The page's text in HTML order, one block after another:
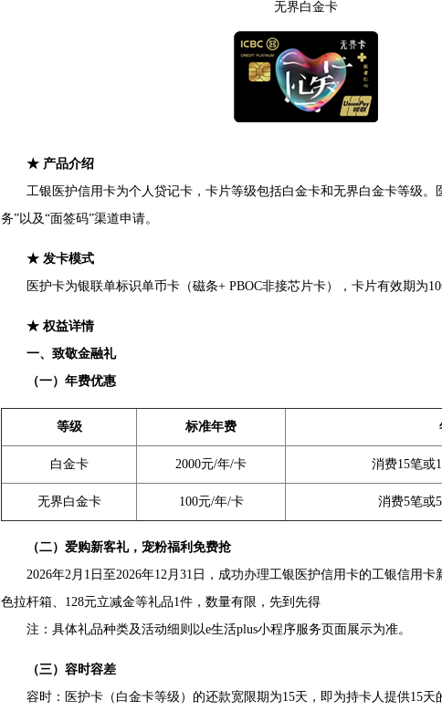
无界白金卡
★ 产品介绍
工银医护信用卡为个人贷记卡，卡片等级包括白金卡和无界白金卡等级。
务”以及“面签码”渠道申请。
★ 发卡模式
医护卡为银联单标识单币卡（磁条+ PBOC非接芯片卡），卡片有效期为10
★ 权益详情
一、致敬金融礼
（一）年费优惠
等级 标准年费
白金卡 2000元/年/卡 消费15笔或
无界白金卡 100元/年/卡 消费5笔或
（二）爱购新客礼，宠粉福利免费抢
2026年2月1日至2026年12月31日，成功办理工银医护信用卡的工银信用卡
色拉杆箱、128元立减金等礼品1件，数量有限，先到先得
注：具体礼品种类及活动细则以e生活plus小程序服务页面展示为准。
（三）容时容差
容时：医护卡（白金卡等级）的还款宽限期为15天，即为持卡人提供15天